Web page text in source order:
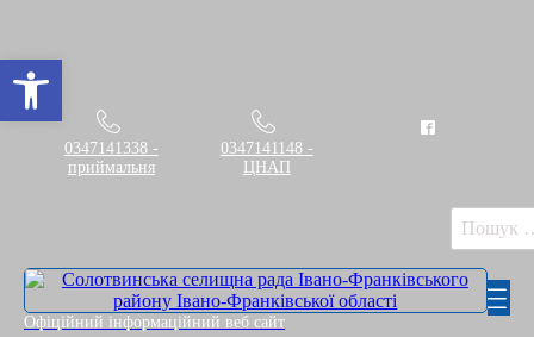
0347141338 -
приймальня
0347141148 -
ЦНАП
Пошук:
Офіційний інформаційний веб сайт
Відкрити Панель інструментів